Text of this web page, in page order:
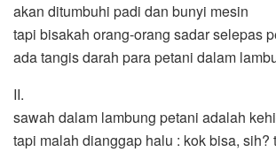
akan ditumbuhi padi dan bunyi mesin
tapi bisakah orang-orang sadar selepas
ada tangis darah para petani dalam
II.
sawah dalam lambung petani adalah
tapi malah dianggap halu : kok bisa, sih?